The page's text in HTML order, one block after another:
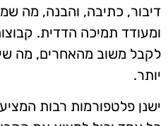
דיבור, כתיבה, והבנה, מה
ומעודד תמיכה הדדית.
לקבל משוב מהאחרים, מה
יותר.
ישנן פלטפורמות רבות